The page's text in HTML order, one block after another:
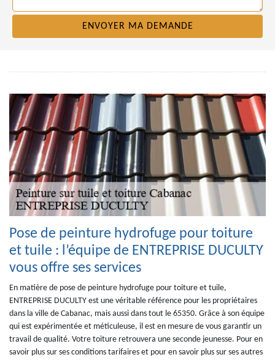
Pose de peinture hydrofuge pour toiture
et tuile : l’équipe de ENTREPRISE DUCULTY
vous offre ses services
En matière de pose de peinture hydrofuge pour toiture et tuile,
ENTREPRISE DUCULTY est une véritable référence pour les propriétaires
dans la ville de Cabanac, mais aussi dans tout le 65350. Grâce à son équipe
qui est expérimentée et méticuleuse, il est en mesure de vous garantir un
travail de qualité. Votre toiture retrouvera une seconde jeunesse. Pour en
savoir plus sur ses conditions tarifaires et pour en savoir plus sur ses autres